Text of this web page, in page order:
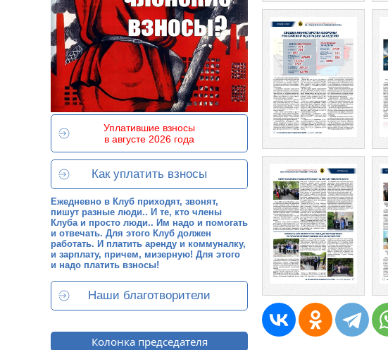
Уплатившие взносы
в августе 2026 года
Как уплатить взносы
Ежедневно в Клуб приходят, звонят,
пишут разные люди.. И те, кто члены
Клуба и просто люди.. Им надо и помогать
и отвечать. Для этого Клуб должен
работать. И платить аренду и коммуналку,
и зарплату, причем, мизерную! Для этого
и надо платить взносы!
Наши благотворители
Колонка председателя